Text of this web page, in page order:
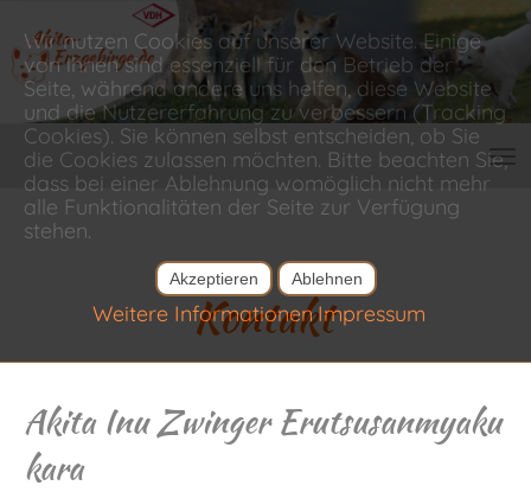
Kontakt
Akita Inu Zwinger Erutsusanmyaku
kara
Wir nutzen Cookies auf unserer Website. Einige
von ihnen sind essenziell für den Betrieb der
Seite, während andere uns helfen, diese Website
und die Nutzererfahrung zu verbessern (Tracking
Cookies). Sie können selbst entscheiden, ob Sie
die Cookies zulassen möchten. Bitte beachten Sie,
dass bei einer Ablehnung womöglich nicht mehr
alle Funktionalitäten der Seite zur Verfügung
stehen.
Akzeptieren Ablehnen
Weitere InformationenImpressum